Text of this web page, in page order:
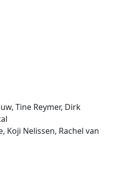
Tine Reymer, Dirk
Koji Nelissen, Rachel van